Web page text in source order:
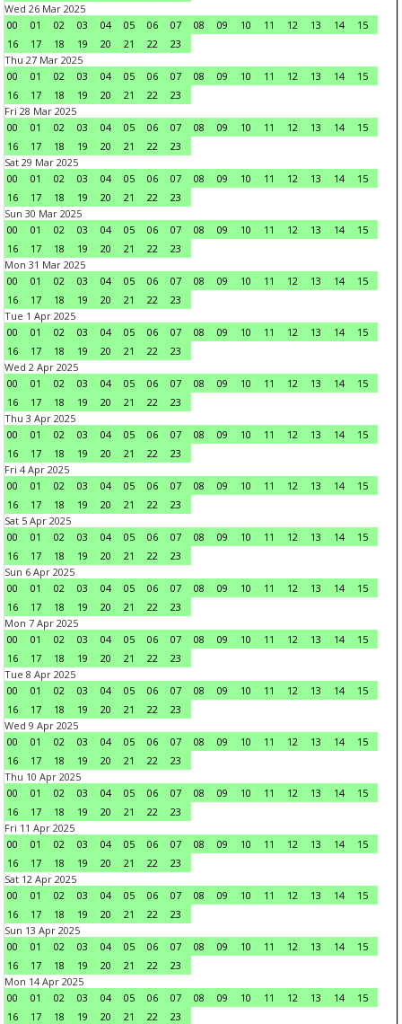
Wed 26 Mar 2025
00
01 02 03 04 05 06 07 08 09 10 11 12 13 14
15
16
17 18 19 20 21 22
23
Thu 27 Mar 2025
00
01 02 03 04 05 06 07 08 09 10 11 12 13 14
15
16
17 18 19 20 21 22
23
Fri 28 Mar 2025
00
01 02 03 04 05 06 07 08 09 10 11 12 13 14
15
16
17 18 19 20 21 22
23
Sat 29 Mar 2025
00
01 02 03 04 05 06 07 08 09 10 11 12 13 14
15
16
17 18 19 20 21 22
23
Sun 30 Mar 2025
00
01 02 03 04 05 06 07 08 09 10 11 12 13 14
15
16
17 18 19 20 21 22
23
Mon 31 Mar 2025
00
01 02 03 04 05 06 07 08 09 10 11 12 13 14
15
16
17 18 19 20 21 22
23
Tue 1 Apr 2025
00
01 02 03 04 05 06 07 08 09 10 11 12 13 14
15
16
17 18 19 20 21 22
23
Wed 2 Apr 2025
00
01 02 03 04 05 06 07 08 09 10 11 12 13 14
15
16
17 18 19 20 21 22
23
Thu 3 Apr 2025
00
01 02 03 04 05 06 07 08 09 10 11 12 13 14
15
16
17 18 19 20 21 22
23
Fri 4 Apr 2025
00
01 02 03 04 05 06 07 08 09 10 11 12 13 14
15
16
17 18 19 20 21 22
23
Sat 5 Apr 2025
00
01 02 03 04 05 06 07 08 09 10 11 12 13 14
15
16
17 18 19 20 21 22
23
Sun 6 Apr 2025
00
01 02 03 04 05 06 07 08 09 10 11 12 13 14
15
16
17 18 19 20 21 22
23
Mon 7 Apr 2025
00
01 02 03 04 05 06 07 08 09 10 11 12 13 14
15
16
17 18 19 20 21 22
23
Tue 8 Apr 2025
00
01 02 03 04 05 06 07 08 09 10 11 12 13 14
15
16
17 18 19 20 21 22
23
Wed 9 Apr 2025
00
01 02 03 04 05 06 07 08 09 10 11 12 13 14
15
16
17 18 19 20 21 22
23
Thu 10 Apr 2025
00
01 02 03 04 05 06 07 08 09 10 11 12 13 14
15
16
17 18 19 20 21 22
23
Fri 11 Apr 2025
00
01 02 03 04 05 06 07 08 09 10 11 12 13 14
15
16
17 18 19 20 21 22
23
Sat 12 Apr 2025
00
01 02 03 04 05 06 07 08 09 10 11 12 13 14
15
16
17 18 19 20 21 22
23
Sun 13 Apr 2025
00
01 02 03 04 05 06 07 08 09 10 11 12 13 14
15
16
17 18 19 20 21 22
23
Mon 14 Apr 2025
00
01 02 03 04 05 06 07 08 09 10 11 12 13 14
15
16
17 18 19 20 21 22
23